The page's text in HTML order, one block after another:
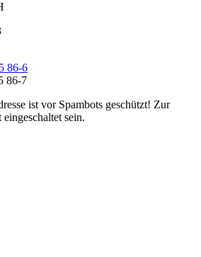
86-6
86-7
ist vor Spambots geschützt! Zur
sein.